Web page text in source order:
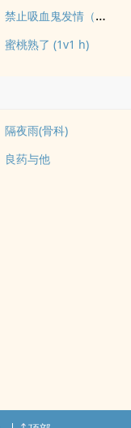
禁止吸血鬼发情（姐狗高H 1v1）
蜜桃熟了 (1v1 h)
隔夜雨(骨科)
良药与他